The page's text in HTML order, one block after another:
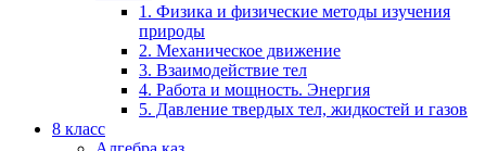
1. Физика и физические методы изучения
природы
2. Механическое движение
3. Взаимодействие тел
4. Работа и мощность. Энергия
5. Давление твердых тел, жидкостей и газов
8 класс